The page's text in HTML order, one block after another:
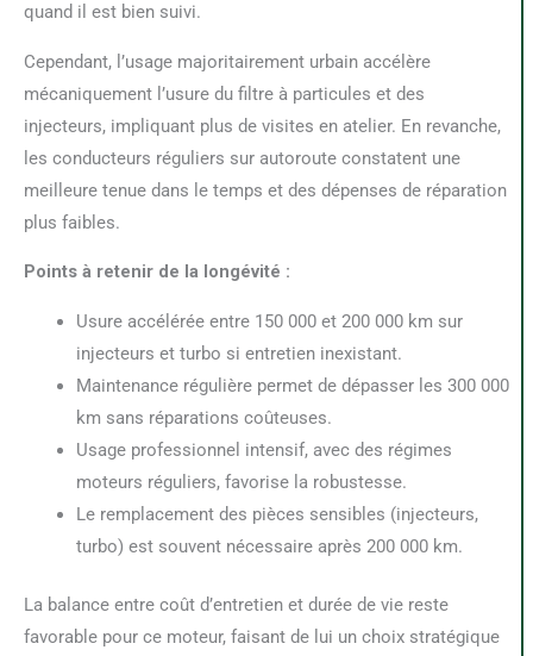
quand il est bien suivi.
Cependant, l’usage majoritairement urbain accélère
mécaniquement l’usure du filtre à particules et des
injecteurs, impliquant plus de visites en atelier. En revanche,
les conducteurs réguliers sur autoroute constatent une
meilleure tenue dans le temps et des dépenses de réparation
plus faibles.
Points à retenir de la longévité :
Usure accélérée entre 150 000 et 200 000 km sur
injecteurs et turbo si entretien inexistant.
Maintenance régulière permet de dépasser les 300 000
km sans réparations coûteuses.
Usage professionnel intensif, avec des régimes
moteurs réguliers, favorise la robustesse.
Le remplacement des pièces sensibles (injecteurs,
turbo) est souvent nécessaire après 200 000 km.
La balance entre coût d’entretien et durée de vie reste
favorable pour ce moteur, faisant de lui un choix stratégique